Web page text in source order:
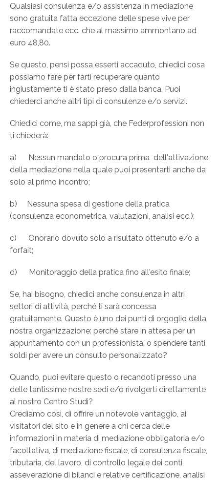
Qualsiasi consulenza e/o assistenza in mediazione
sono gratuita fatta eccezione delle spese vive per
raccomandate ecc. che al massimo ammontano ad
euro 48,80.
Se questo, pensi possa esserti accaduto, chiedici cosa
possiamo fare per farti recuperare quanto
ingiustamente ti è stato preso dalla banca. Puoi
chiederci anche altri tipi di consulenze e/o servizi.
Chiedici come, ma sappi già, che Federprofessioni non
ti chiederà:
a) Nessun mandato o procura prima dell'attivazione
della mediazione nella quale puoi presentarti anche da
solo al primo incontro;
b) Nessuna spesa di gestione della pratica
(consulenza econometrica, valutazioni, analisi ecc.);
c) Onorario dovuto solo a risultato ottenuto e/o a
forfait;
d) Monitoraggio della pratica fino all'esito finale;
Se, hai bisogno, chiedici anche consulenza in altri
settori di attività, perché ti sarà concessa
gratuitamente. Questo è uno dei punti di orgoglio della
nostra organizzazione: perché stare in attesa per un
appuntamento con un professionista, o spendere tanti
soldi per avere un consulto personalizzato?
Quando, puoi evitare questo o recandoti presso una
delle tantissime nostre sedi e/o rivolgerti direttamente
al nostro Centro Studi?
Crediamo così, di offrire un notevole vantaggio, ai
visitatori del sito e in genere a chi cerca delle
informazioni in materia di mediazione obbligatoria e/o
facoltativa, di mediazione fiscale, di consulenza fiscale,
tributaria, del lavoro, di controllo legale dei conti,
asseverazione di bilanci e relative certificazione, analisi